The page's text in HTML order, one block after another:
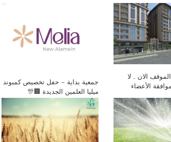
الان … لا
الأعضاء
جمعية بداية – حفل تخصيص كمبوند
ميليا العلمين الجديدة 🏢🎊